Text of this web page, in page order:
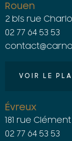
Rouen
2 bis rue
02 77 64 53 53
VOIR LE
Évreux
181 rue Clément
02 77 64 53 53